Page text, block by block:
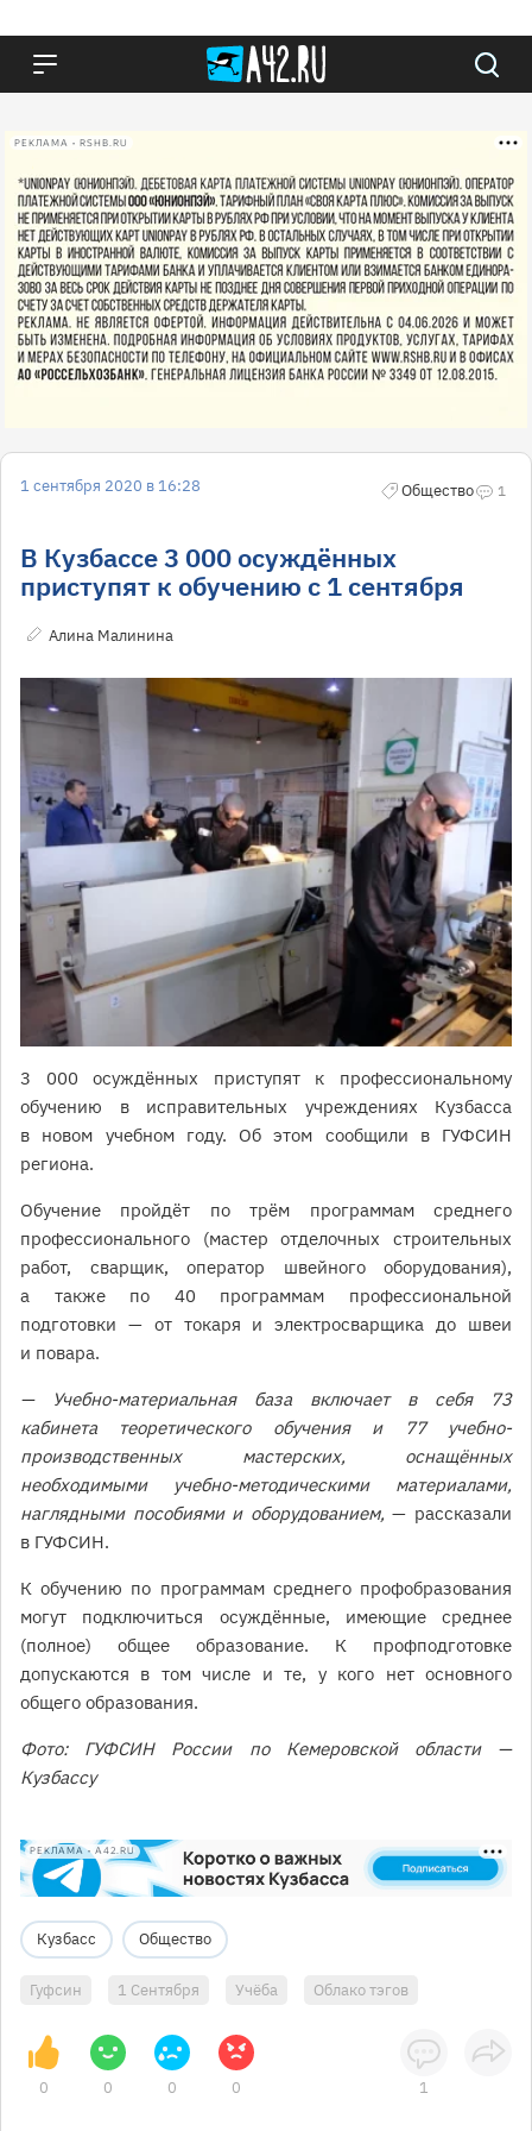
РЕКЛАМА • RSHB.RU
1 сентября 2020 в 16:28 Общество 1
В Кузбассе 3 000 осуждённых
приступят к обучению с 1 сентября
Алина Малинина
3 000 осуждённых приступят к профессиональному
обучению в исправительных учреждениях Кузбасса
в новом учебном году. Об этом сообщили в ГУФСИН
региона.
Обучение пройдёт по трём программам среднего
профессионального (мастер отделочных строительных
работ, сварщик, оператор швейного оборудования),
а также по 40 программам профессиональной
подготовки — от токаря и электросварщика до швеи
и повара.
— Учебно-материальная база включает в себя 73
кабинета теоретического обучения и 77 учебно-
производственных мастерских, оснащённых
необходимыми учебно-методическими материалами,
наглядными пособиями и оборудованием,— рассказали
в ГУФСИН.
К обучению по программам среднего профобразования
могут подключиться осуждённые, имеющие среднее
(полное) общее образование. К профподготовке
допускаются в том числе и те, у кого нет основного
общего образования.
Фото: ГУФСИН России по Кемеровской области —
Кузбассу
РЕКЛАМА • A42.RU
Кузбасс Общество
Гуфсин 1 Сентября Учёба Облако тэгов
0 0 0 0 1